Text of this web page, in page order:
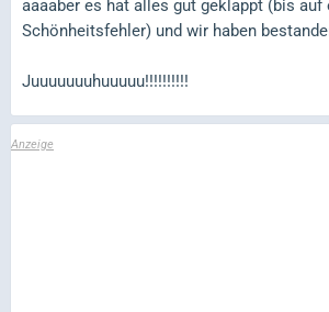
aaaaber es hat alles gut geklappt (bis auf
Schönheitsfehler) und wir haben
Juuuuuuuhuuuuu!!!!!!!!!!